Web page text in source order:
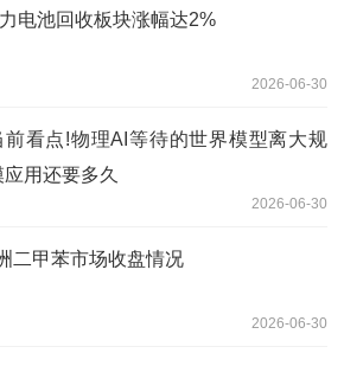
电池回收板块涨幅达2%
2026-06-30
前看点!物理AI等待的世界模型离大规
应用还要多久
2026-06-30
二甲苯市场收盘情况
2026-06-30